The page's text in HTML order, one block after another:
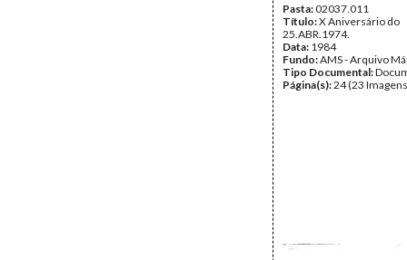
Pasta:02037.011
Título:X Aniversário do
25.ABR.1974.
Data: 1984
Fundo:AMS - Arquivo
Tipo Documental:
Página(s):24 (23